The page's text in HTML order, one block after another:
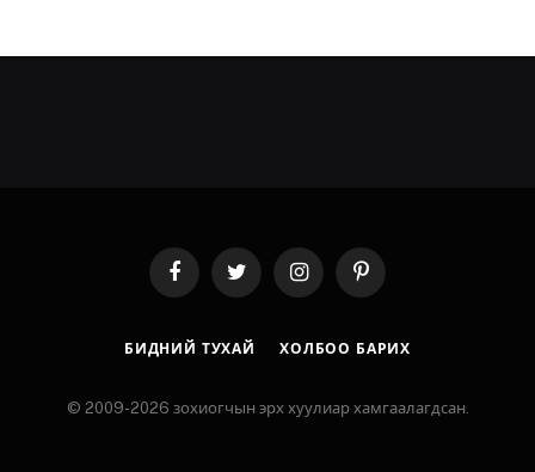
FacebookTwitter InstagramPinterest
БИДНИЙ ТУХАЙ ХОЛБОО БАРИХ
© 2009-2026 зохиогчын эрх хуулиар хамгаалагдсан.